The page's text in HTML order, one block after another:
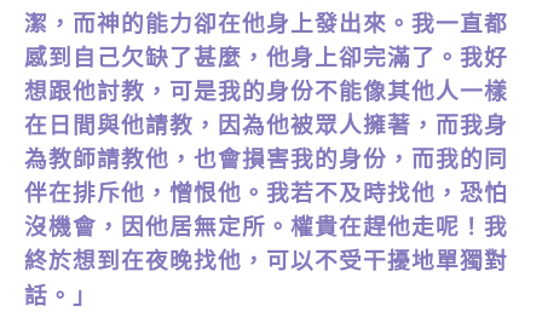
潔，而神的能力卻在他身上發出來。我一直都
感到自己欠缺了甚麼，他身上卻完滿了。我好
想跟他討教，可是我的身份不能像其他人一樣
在日間與他請教，因為他被眾人擁著，而我身
為教師請教他，也會損害我的身份，而我的同
伴在排斥他，憎恨他。我若不及時找他，恐怕
沒機會，因他居無定所。權貴在趕他走呢！我
終於想到在夜晚找他，可以不受干擾地單獨對
話。 」